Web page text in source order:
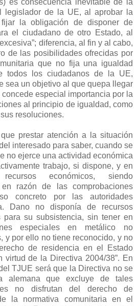
legislador de la UE, al aprobar la
la obligación de disponer de
el ciudadano de otro Estado, al
diferencia, al fin y al cabo,
de las posibilidades ofrecidas por
que no fija una igualdad
todos los ciudadanos de la UE,
sea un objetivo al que quepa llegar
especial importancia por la
al principio de igualdad, como
resoluciones.
prestar atención a la situación
interesado para saber, cuando se
no ejerce una actividad económica
trabajo, si dispone, y en
económicos, siendo
en razón de las comprobaciones
concreto por las autoridades
Dano no disponía de recursos
para su subsistencia, sin tener en
especiales en metálico no
y por ello no tiene reconocido, y no
de residencia en el Estado
virtud de la Directiva 2004/38”. En
TJUE será que la Directiva no se
alemana que excluye de tales
no disfrutan del derecho de
la normativa comunitaria en el